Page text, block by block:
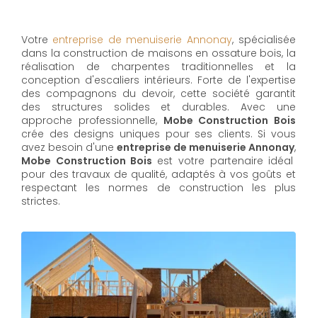
Votre entreprise de menuiserie Annonay, spécialisée
dans la construction de maisons en ossature bois, la
réalisation de charpentes traditionnelles et la
conception d'escaliers intérieurs. Forte de l'expertise
des compagnons du devoir, cette société garantit
des structures solides et durables. Avec une
approche professionnelle, Mobe Construction Bois
crée des designs uniques pour ses clients. Si vous
avez besoin d'une entreprise de menuiserie Annonay,
Mobe Construction Bois est votre partenaire idéal
pour des travaux de qualité, adaptés à vos goûts et
respectant les normes de construction les plus
strictes.